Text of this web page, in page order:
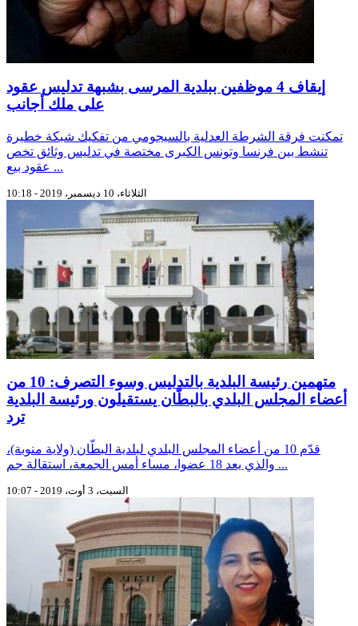
إيقاف 4 موظفين ببلدية المرسى بشبهة تدليس عقود
على ملك أجانب
تمكنت فرقة الشرطة العدلية بالسيجومي من تفكيك شبكة خطيرة
تنشط بين فرنسا وتونس الكبرى مختصة في تدليس وثائق تخص
عقود بيع ...
الثلاثاء، 10 ديسمبر، 2019 - 10:18
متهمين رئيسة البلدية بالتدليس وسوء التصرف: 10 من
أعضاء المجلس البلدي بالبطّان يستقيلون ورئيسة البلدية
ترد
قدّم 10 من أعضاء المجلس البلدي لبلدية البطّان (ولاية منوبة)،
والذي يعد 18 عضوا، مساء أمس الجمعة، استقالة جم ...
السبت، 3 أوت، 2019 - 10:07